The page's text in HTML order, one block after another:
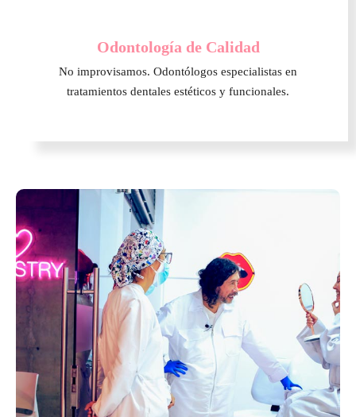
Odontología de Calidad
No improvisamos. Odontólogos especialistas en
tratamientos dentales estéticos y funcionales.